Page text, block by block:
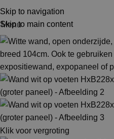
Skip to navigation
Skip to main content
Menu
Klik voor vergroting